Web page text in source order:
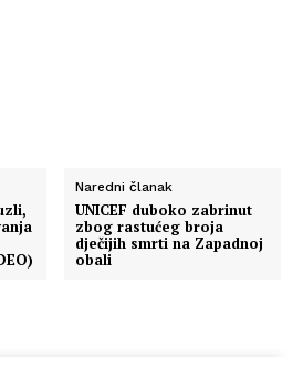
Naredni članak
UNICEF duboko zabrinut
zbog rastućeg broja
dječijih smrti na Zapadnoj
obali